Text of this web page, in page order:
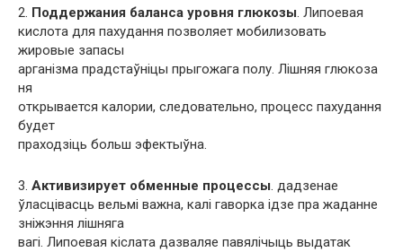
2. Поддержания баланса уровня глюкозы. Липоевая
кислота для пахудання позволяет мобилизовать
жировые запасы
арганізма прадстаўніцы прыгожага полу. Лішняя глюкоза
ня
открывается калории, следовательно, процесс пахудання
будет
праходзіць больш эфектыўна.
3. Активизирует обменные процессы. дадзенае
ўласцівасць вельмі важна, калі гаворка ідзе пра жаданне
зніжэння лішняга
вагі. Липоевая кіслата дазваляе павялічыць выдатак